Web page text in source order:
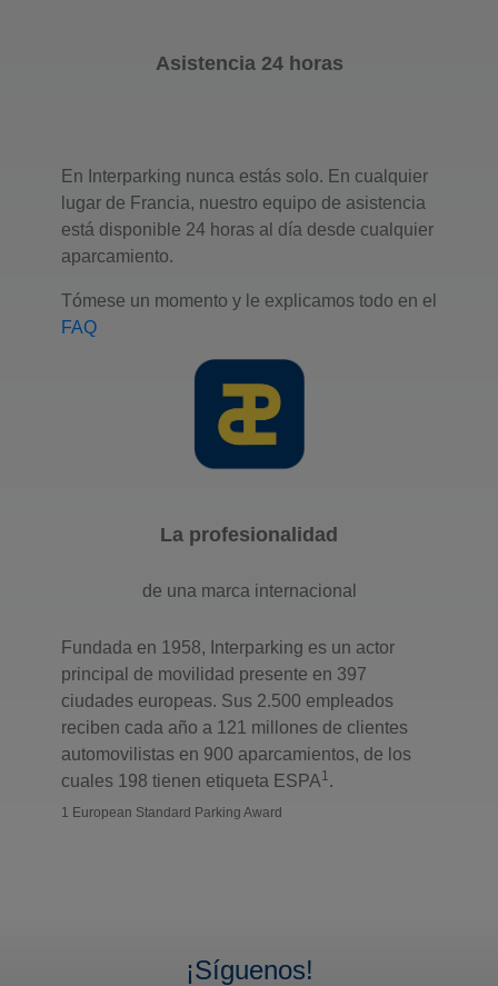
Asistencia 24 horas
En Interparking nunca estás solo. En cualquier
lugar de Francia, nuestro equipo de asistencia
está disponible 24 horas al día desde cualquier
aparcamiento.
Tómese un momento y le explicamos todo en el
FAQ
La profesionalidad
de una marca internacional
Fundada en 1958, Interparking es un actor
principal de movilidad presente en 397
ciudades europeas. Sus 2.500 empleados
reciben cada año a 121 millones de clientes
automovilistas en 900 aparcamientos, de los
cuales 198 tienen etiqueta ESPA1.
1 European Standard Parking Award
¡Síguenos!